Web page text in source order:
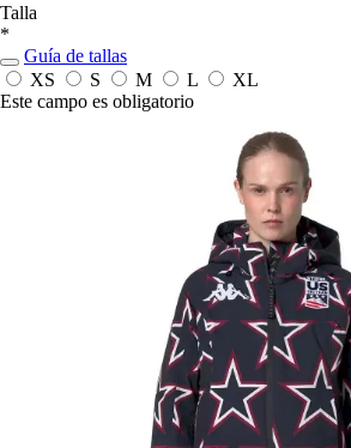
Talla
*
Guía de tallas
XS
S M L
XL
Este campo es obligatorio